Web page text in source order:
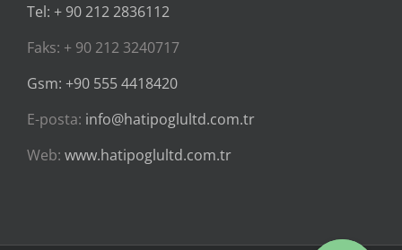
Tel: + 90 212 2836112
Faks: + 90 212 3240717
Gsm: +90 555 4418420
E-posta: info@hatipoglultd.com.tr
Web: www.hatipoglultd.com.tr